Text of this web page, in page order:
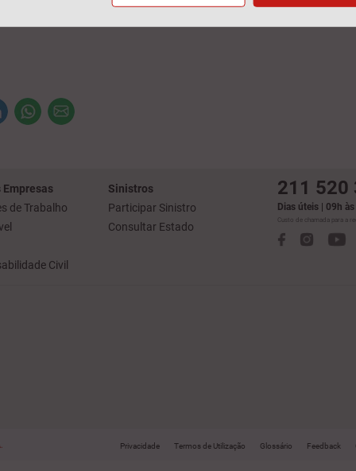
Empresas
de Trabalho
Civil
Sinistros
Participar Sinistro
Consultar Estado
211 520
Dias úteis | 09h
Custo de chamada para a
Privacidade Termos de Utilização Glossário Feedback